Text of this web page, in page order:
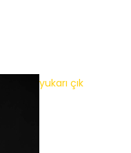
yukarı çık